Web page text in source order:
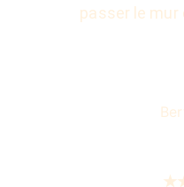
passer le mur